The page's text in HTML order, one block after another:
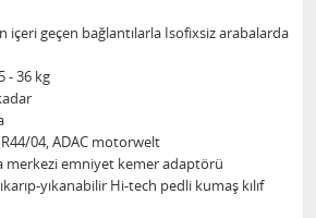
içeri geçen bağlantılarla Isofixsiz arabalarda
- 36 kg
04, ADAC motorwelt
emniyet kemer adaptörü
yıkanabilir Hi-tech pedli kumaş kılıf